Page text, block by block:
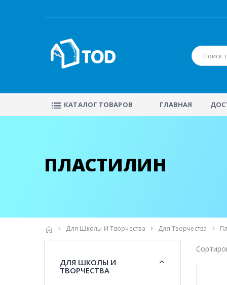
КАТАЛОГ ТОВАРОВ ГЛАВНАЯ
ПЛАСТИЛИН
Для Школы И Творчества Для Творчества
ДЛЯ ШКОЛЫ И
ТВОРЧЕСТВА